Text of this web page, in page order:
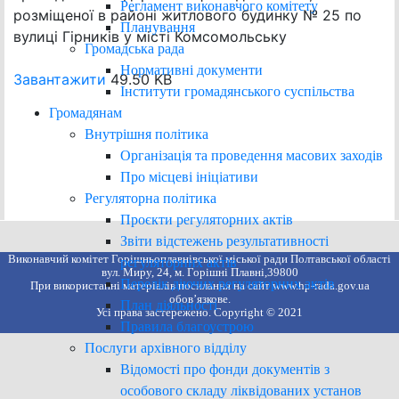
Регламент виконавчого комітету
Планування
Громадська рада
Нормативні документи
Інститути громадянського суспільства
Громадянам
Внутрішня політика
Організація та проведення масових заходів
Про місцеві ініціативи
Регуляторна політика
Проєкти регуляторних актів
Звіти відстежень результативності
регуляторних актів
Перелік діючих регуляторних актів
План діяльності
Правила благоустрою
Послуги архівного відділу
Відомості про фонди документів з
особового складу ліквідованих установ
розміщеної в районі житлового будинку № 25 по
вулиці Гірників у місті Комсомольську
Завантажити 49.50 KB
Виконавчий комітет Горішньоплавнівської міської ради Полтавської області
вул. Миру, 24, м. Горішні Плавні,39800
При використанні матеріалів посилання на сайт www.hp-rada.gov.ua
обов’язкове.
Усі права застережено. Copyright © 2021